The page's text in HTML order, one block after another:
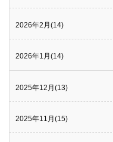
2026年2月(14)
2026年1月(14)
2025年12月(13)
2025年11月(15)